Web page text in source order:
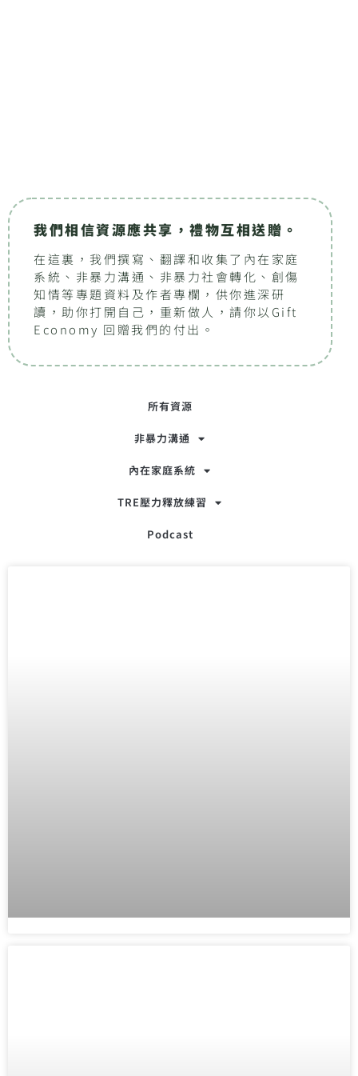
我們相信資源應共享，禮物互相送贈。
在這裏，我們撰寫、翻譯和收集了內在家庭
系統、非暴力溝通、非暴力社會轉化、創傷
知情等專題資料及作者專欄，供你進深研
讀，助你打開自己，重新做人，請你以Gift
Economy 回贈我們的付出。
所有資源
非暴力溝通
內在家庭系統
TRE壓力釋放練習
Podcast